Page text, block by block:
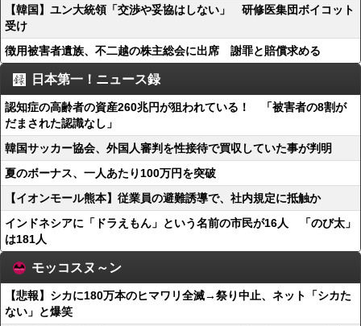
【韓国】ユン大統領「交渉や妥協はしない」 研修医集団ボイコット
受け
徴用被害者遺族、不二越の株主総会に出席 謝罪と賠償求める
日本第一！ニュース録
認知症の高齢者の資産260兆円が狙われている！ 「被害者の8割が
だまされた認識なし」
韓国サッカー協会、外国人審判を性接待で買収していた事が判明
夏のボーナス、一人あたり100万円を突破
【イオンモール熊本】従業員の避難誘導で、社内規定に抵触か
インドネシアに「ドラえもん」という名前の市民が16人 「のび太」
は181人
モッコスヌ～ン
【悲報】シカに180万本のヒマワリ全滅→祭り中止、ネット「シカた
ない」と爆笑